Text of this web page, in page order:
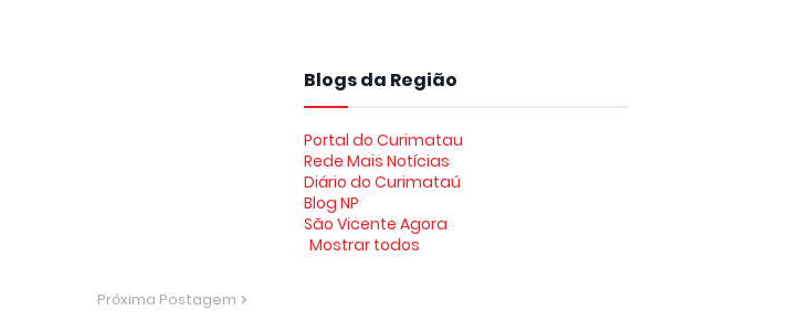
Próxima Postagem
Blogs da Região
Portal do Curimatau
Rede Mais Notícias
Diário do Curimataú
Blog NP
São Vicente Agora
Mostrar todos